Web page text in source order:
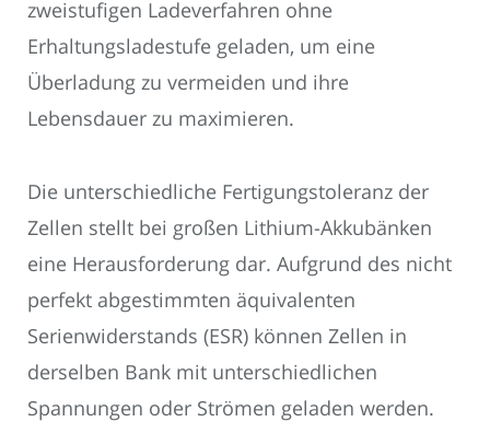
zweistufigen Ladeverfahren ohne
Erhaltungsladestufe geladen, um eine
Überladung zu vermeiden und ihre
Lebensdauer zu maximieren.
Die unterschiedliche Fertigungstoleranz der
Zellen stellt bei großen Lithium-Akkubänken
eine Herausforderung dar. Aufgrund des nicht
perfekt abgestimmten äquivalenten
Serienwiderstands (ESR) können Zellen in
derselben Bank mit unterschiedlichen
Spannungen oder Strömen geladen werden.